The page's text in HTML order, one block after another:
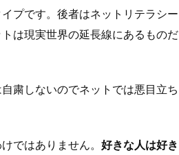
プです。後者はネットリテラシー
は現実世界の延長線にあるものだ
粛しないのでネットでは悪目立ち
ではありません。 好きな人は好き